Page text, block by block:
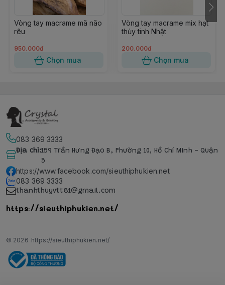
Vòng tay macrame mã não
rêu
950.000đ
Chọn mua
Vòng tay macrame mix hạt
thủy tinh Nhật
200.000đ
Chọn mua
083 369 3333
Địa chỉ:159 Trần Hưng Đạo B, Phường 10, Hồ Chí Minh - Quận
5
https://www.facebook.com/sieuthiphukien.net
083 369 3333
thanhthuyvtt81@gmail.com
https://sieuthiphukien.net/
© 2026 https://sieuthiphukien.net/